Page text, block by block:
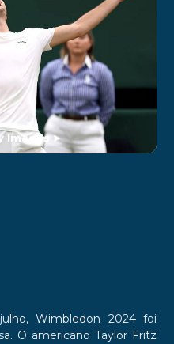
Images►
Wimbledon 2024 foi
O americano Taylor Fritz